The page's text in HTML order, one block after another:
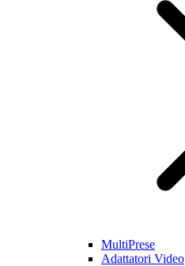
MultiPrese
Adattatori Video